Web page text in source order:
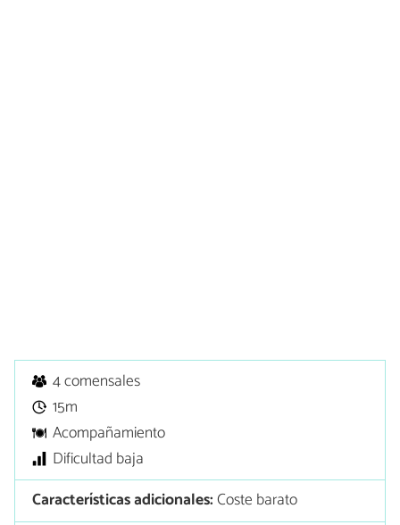
4 comensales
15m
Acompañamiento
Dificultad baja
Características adicionales:Coste barato